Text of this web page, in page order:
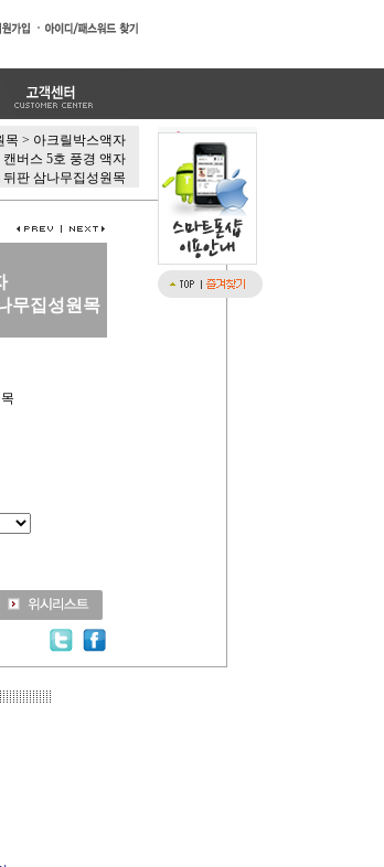
목 > 아크릴박스액자
캔버스 5호 풍경 액자
뒤판 삼나무집성원목
무집성원목